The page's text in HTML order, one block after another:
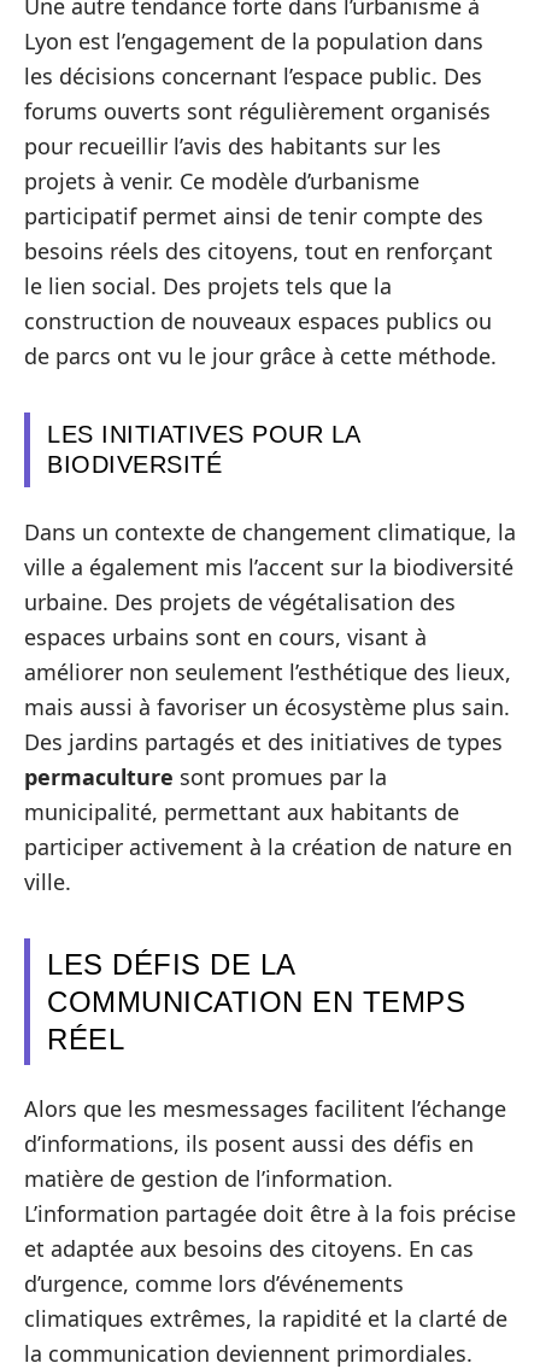
Une autre tendance forte dans l’urbanisme à
Lyon est l’engagement de la population dans
les décisions concernant l’espace public. Des
forums ouverts sont régulièrement organisés
pour recueillir l’avis des habitants sur les
projets à venir. Ce modèle d’urbanisme
participatif permet ainsi de tenir compte des
besoins réels des citoyens, tout en renforçant
le lien social. Des projets tels que la
construction de nouveaux espaces publics ou
de parcs ont vu le jour grâce à cette méthode.
LES INITIATIVES POUR LA
BIODIVERSITÉ
Dans un contexte de changement climatique, la
ville a également mis l’accent sur la biodiversité
urbaine. Des projets de végétalisation des
espaces urbains sont en cours, visant à
améliorer non seulement l’esthétique des lieux,
mais aussi à favoriser un écosystème plus sain.
Des jardins partagés et des initiatives de types
permaculture sont promues par la
municipalité, permettant aux habitants de
participer activement à la création de nature en
ville.
LES DÉFIS DE LA
COMMUNICATION EN TEMPS
RÉEL
Alors que les mesmessages facilitent l’échange
d’informations, ils posent aussi des défis en
matière de gestion de l’information.
L’information partagée doit être à la fois précise
et adaptée aux besoins des citoyens. En cas
d’urgence, comme lors d’événements
climatiques extrêmes, la rapidité et la clarté de
la communication deviennent primordiales.